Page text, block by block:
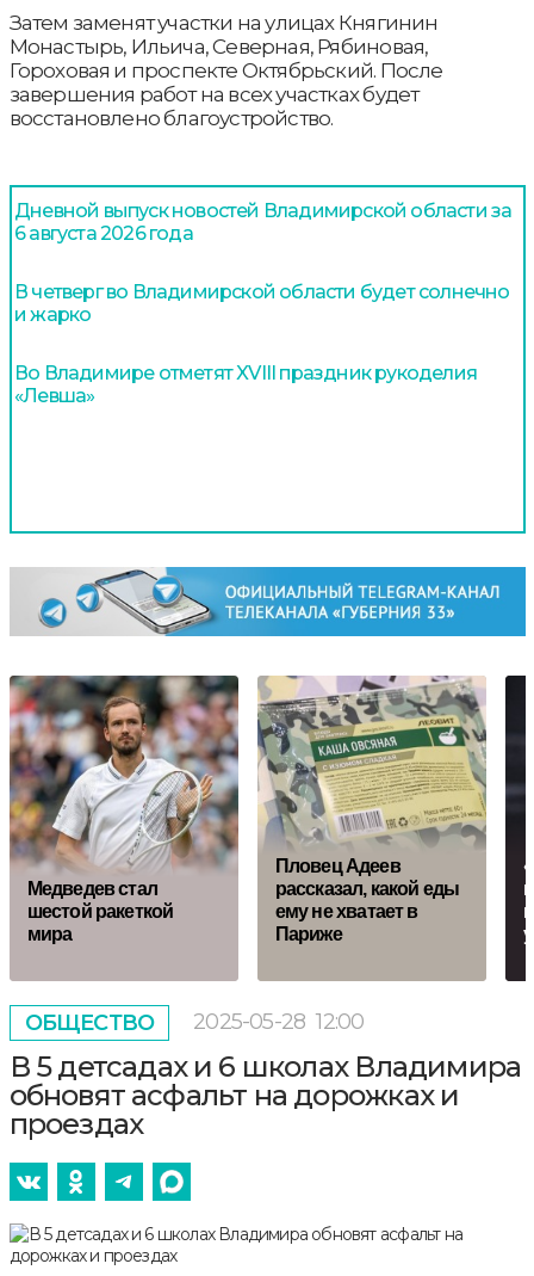
Затем заменят участки на улицах Княгинин
Монастырь, Ильича, Северная, Рябиновая,
Гороховая и проспекте Октябрьский. После
завершения работ на всех участках будет
восстановлено благоустройство.
Дневной выпуск новостей Владимирской области за
6 августа 2026 года
В четверг во Владимирской области будет солнечно
и жарко
Во Владимире отметят XVIII праздник рукоделия
«Левша»
Медведев стал
шестой ракеткой
мира
Пловец Адеев
рассказал, какой еды
ему не хватает в
Париже
ОБЩЕСТВО 2025-05-28 12:00
В 5 детсадах и 6 школах Владимира
обновят асфальт на дорожках и
проездах